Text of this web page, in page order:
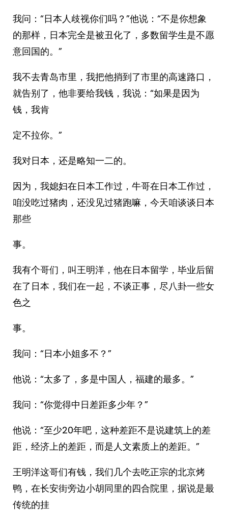
我问：“日本人歧视你们吗？”他说：“不是你想象
的那样，日本完全是被丑化了，多数留学生是不愿
意回国的。”
我不去青岛市里，我把他捎到了市里的高速路口，
就告别了，他非要给我钱，我说：“如果是因为
钱，我肯
定不拉你。”
我对日本，还是略知一二的。
因为，我媳妇在日本工作过，牛哥在日本工作过，
咱没吃过猪肉，还没见过猪跑嘛，今天咱谈谈日本
那些
事。
我有个哥们，叫王明洋，他在日本留学，毕业后留
在了日本，我们在一起，不谈正事，尽八卦一些女
色之
事。
我问：“日本小姐多不？”
他说：“太多了，多是中国人，福建的最多。”
我问：“你觉得中日差距多少年？”
他说：“至少20年吧，这种差距不是说建筑上的差
距，经济上的差距，而是人文素质上的差距。”
王明洋这哥们有钱，我们几个去吃正宗的北京烤
鸭，在长安街旁边小胡同里的四合院里，据说是最
传统的挂